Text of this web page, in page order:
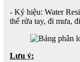
- Ký hiệu: Water
thể rửa tay, đi mưa,
Lưu ý: